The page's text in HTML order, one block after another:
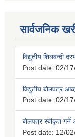
सार्वजनिक
विद्युतीय शिलवन्दी
Post date: 02/
विद्युतीय बोलपत्र
Post date: 02/
बोलपत्र स्वीकृत
Post date: 12/